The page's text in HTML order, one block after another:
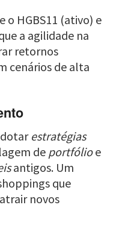
HGBS11 (ativo) e
a agilidade na
retornos
cenários de alta
estratégias
de portfólioe
antigos. Um
que
novos